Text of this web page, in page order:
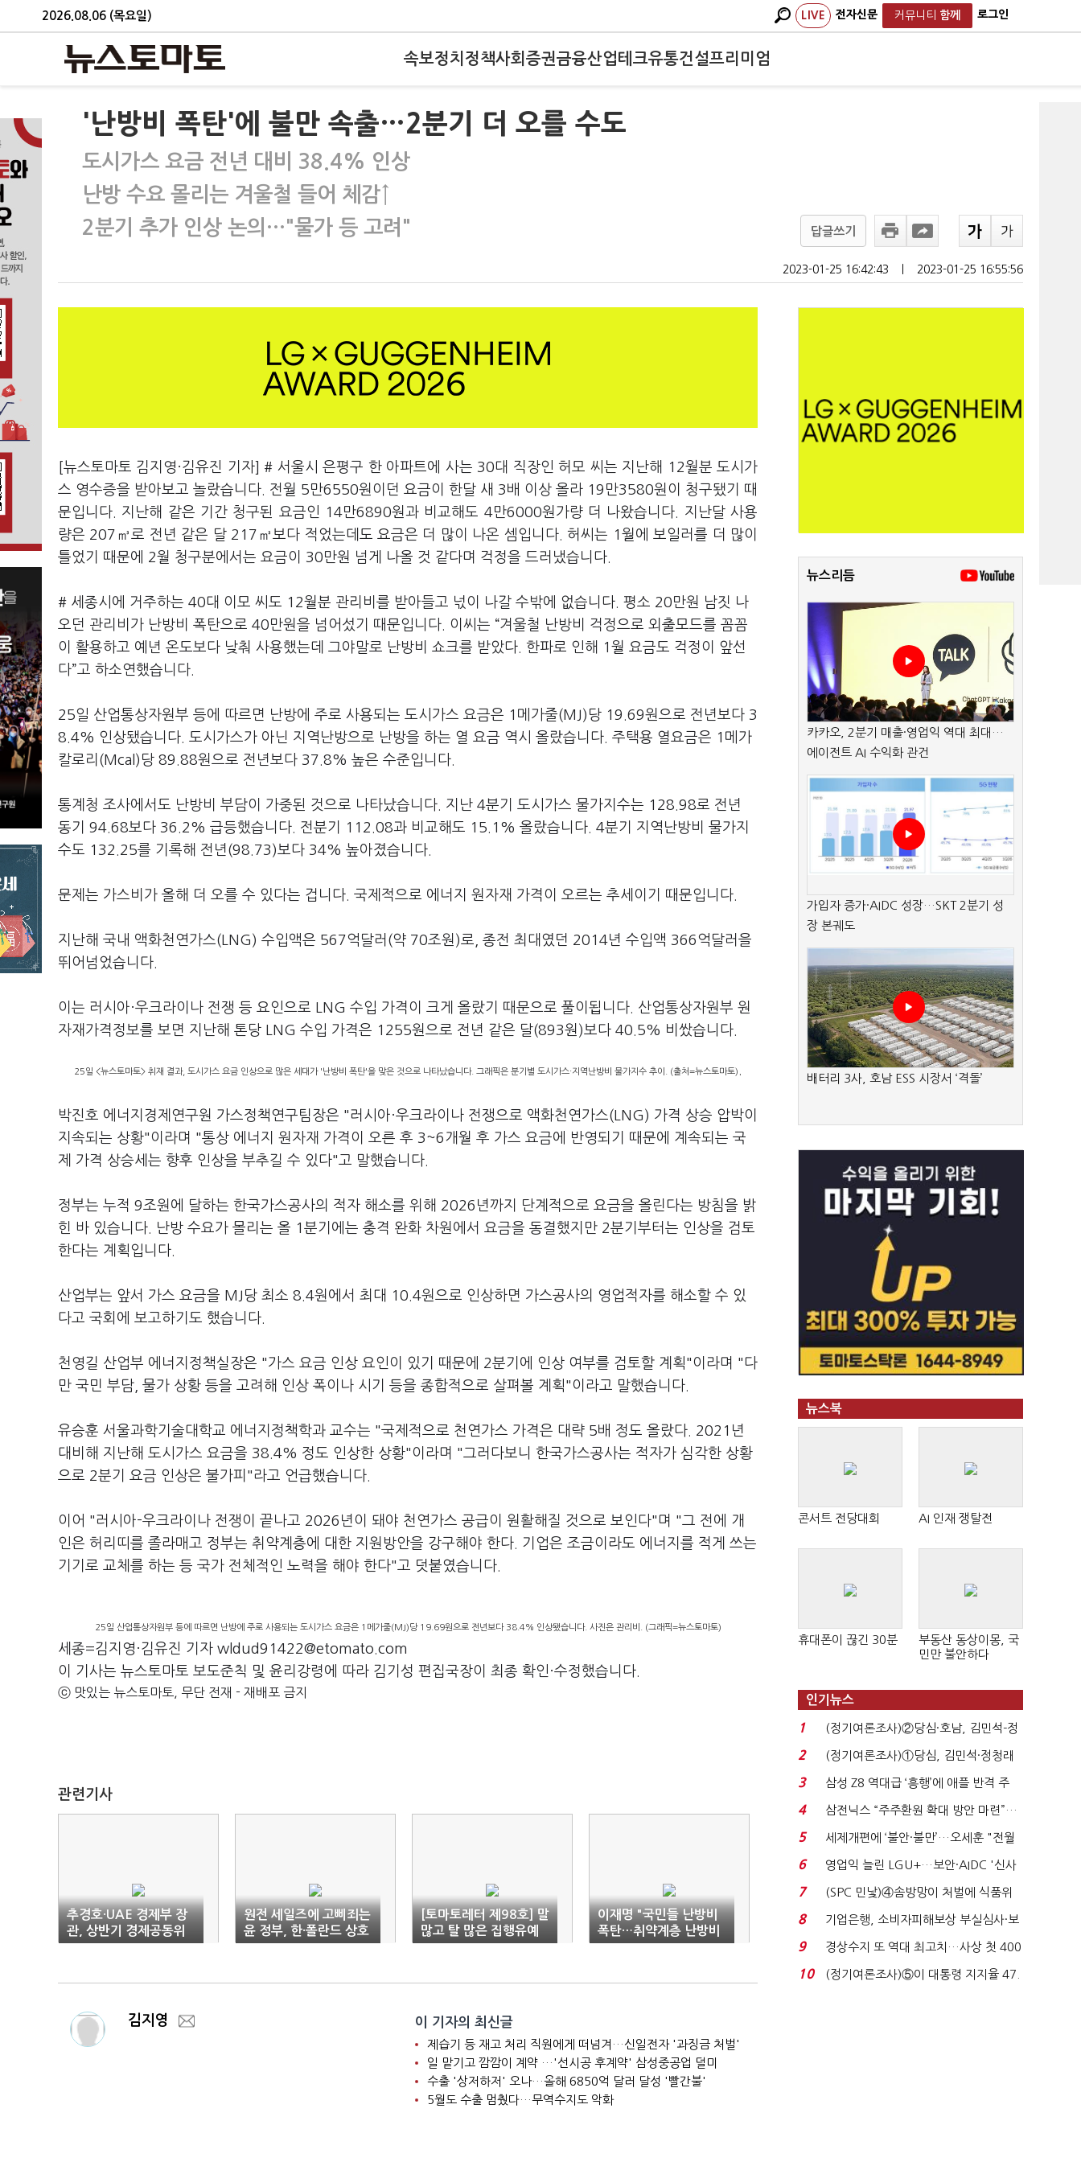
2026.08.06 (목요일) LIVE 전자신문 커뮤니티 함께 로그인
속보정치 정책사회 증권금융산업테크유통건설프리미엄
'난방비 폭탄'에 불만 속출…2분기 더 오를 수도
도시가스 요금 전년 대비 38.4% 인상
난방 수요 몰리는 겨울철 들어 체감↑
2분기 추가 인상 논의…"물가 등 고려"
답글쓰기
2023-01-25 16:42:43 2023-01-25 16:55:56
[뉴스토마토 김지영·김유진 기자] # 서울시 은평구 한 아파트에 사는 30대 직장인 허모 씨는 지난해 12월분 도시가
스 영수증을 받아보고 놀랐습니다. 전월 5만6550원이던 요금이 한달 새 3배 이상 올라 19만3580원이 청구됐기 때
문입니다. 지난해 같은 기간 청구된 요금인 14만6890원과 비교해도 4만6000원가량 더 나왔습니다. 지난달 사용
량은 207㎥로 전년 같은 달 217㎥보다 적었는데도 요금은 더 많이 나온 셈입니다. 허씨는 1월에 보일러를 더 많이
틀었기 때문에 2월 청구분에서는 요금이 30만원 넘게 나올 것 같다며 걱정을 드러냈습니다.
# 세종시에 거주하는 40대 이모 씨도 12월분 관리비를 받아들고 넋이 나갈 수밖에 없습니다. 평소 20만원 남짓 나
오던 관리비가 난방비 폭탄으로 40만원을 넘어섰기 때문입니다. 이씨는 “겨울철 난방비 걱정으로 외출모드를 꼼꼼
이 활용하고 예년 온도보다 낮춰 사용했는데 그야말로 난방비 쇼크를 받았다. 한파로 인해 1월 요금도 걱정이 앞선
다”고 하소연했습니다.
25일 산업통상자원부 등에 따르면 난방에 주로 사용되는 도시가스 요금은 1메가줄(MJ)당 19.69원으로 전년보다 3
8.4% 인상됐습니다. 도시가스가 아닌 지역난방으로 난방을 하는 열 요금 역시 올랐습니다. 주택용 열요금은 1메가
칼로리(Mcal)당 89.88원으로 전년보다 37.8% 높은 수준입니다.
통계청 조사에서도 난방비 부담이 가중된 것으로 나타났습니다. 지난 4분기 도시가스 물가지수는 128.98로 전년
동기 94.68보다 36.2% 급등했습니다. 전분기 112.08과 비교해도 15.1% 올랐습니다. 4분기 지역난방비 물가지
수도 132.25를 기록해 전년(98.73)보다 34% 높아졌습니다.
문제는 가스비가 올해 더 오를 수 있다는 겁니다. 국제적으로 에너지 원자재 가격이 오르는 추세이기 때문입니다.
지난해 국내 액화천연가스(LNG) 수입액은 567억달러(약 70조원)로, 종전 최대였던 2014년 수입액 366억달러을
뛰어넘었습니다.
이는 러시아·우크라이나 전쟁 등 요인으로 LNG 수입 가격이 크게 올랐기 때문으로 풀이됩니다. 산업통상자원부 원
자재가격정보를 보면 지난해 톤당 LNG 수입 가격은 1255원으로 전년 같은 달(893원)보다 40.5% 비쌌습니다.
25일 <뉴스토마토> 취재 결과, 도시가스 요금 인상으로 많은 세대가 '난방비 폭탄'을 맞은 것으로 나타났습니다. 그래픽은 분기별 도시가스·지역난방비 물가지수 추이. (출처=뉴스토마토)
박진호 에너지경제연구원 가스정책연구팀장은 "러시아·우크라이나 전쟁으로 액화천연가스(LNG) 가격 상승 압박이
지속되는 상황"이라며 "통상 에너지 원자재 가격이 오른 후 3~6개월 후 가스 요금에 반영되기 때문에 계속되는 국
제 가격 상승세는 향후 인상을 부추길 수 있다"고 말했습니다.
정부는 누적 9조원에 달하는 한국가스공사의 적자 해소를 위해 2026년까지 단계적으로 요금을 올린다는 방침을 밝
힌 바 있습니다. 난방 수요가 몰리는 올 1분기에는 충격 완화 차원에서 요금을 동결했지만 2분기부터는 인상을 검토
한다는 계획입니다.
산업부는 앞서 가스 요금을 MJ당 최소 8.4원에서 최대 10.4원으로 인상하면 가스공사의 영업적자를 해소할 수 있
다고 국회에 보고하기도 했습니다.
천영길 산업부 에너지정책실장은 "가스 요금 인상 요인이 있기 때문에 2분기에 인상 여부를 검토할 계획"이라며 "다
만 국민 부담, 물가 상황 등을 고려해 인상 폭이나 시기 등을 종합적으로 살펴볼 계획"이라고 말했습니다.
유승훈 서울과학기술대학교 에너지정책학과 교수는 "국제적으로 천연가스 가격은 대략 5배 정도 올랐다. 2021년
대비해 지난해 도시가스 요금을 38.4% 정도 인상한 상황"이라며 "그러다보니 한국가스공사는 적자가 심각한 상황
으로 2분기 요금 인상은 불가피"라고 언급했습니다.
이어 "러시아-우크라이나 전쟁이 끝나고 2026년이 돼야 천연가스 공급이 원활해질 것으로 보인다"며 "그 전에 개
인은 허리띠를 졸라매고 정부는 취약계층에 대한 지원방안을 강구해야 한다. 기업은 조금이라도 에너지를 적게 쓰는
기기로 교체를 하는 등 국가 전체적인 노력을 해야 한다"고 덧붙였습니다.
25일 산업통상자원부 등에 따르면 난방에 주로 사용되는 도시가스 요금은 1메가줄(MJ)당 19.69원으로 전년보다 38.4% 인상됐습니다. 사진은 관리비. (그래픽=뉴스토마토)
세종=김지영·김유진 기자 wldud91422@etomato.com
이 기사는 뉴스토마토 보도준칙 및 윤리강령에 따라 김기성 편집국장이 최종 확인·수정했습니다.
ⓒ 맛있는 뉴스토마토, 무단 전재 - 재배포 금지
관련기사
추경호·UAE 경제부 장
관, 상반기 경제공동위
서 '37조 투자' 구체화
원전 세일즈에 고삐죄는
윤 정부, 한·폴란드 상호
'윈윈' 기대감↑
[토마토레터 제98호] 말
많고 탈 많은 집행유예
제도, 없애거나 바꾸거
이재명 "국민들 난방비
폭탄…취약계층 난방비
신속 지원해야"
김지영 이 기자의 최신글
제습기 등 재고 처리 직원에게 떠넘겨…신일전자 '과징금 처벌'
일 맡기고 깜깜이 계약 …'선시공 후계약' 삼성중공업 덜미
수출 '상저하저' 오나…올해 6850억 달러 달성 '빨간불'
5월도 수출 멈췄다…무역수지도 악화
뉴스리듬
카카오, 2분기 매출·영업익 역대 최대…
에이전트 AI 수익화 관건
가입자 증가·AIDC 성장…SKT 2분기 성
장 본궤도
배터리 3사, 호남 ESS 시장서 ‘격돌’
뉴스북
콘서트 전당대회 AI 인재 쟁탈전
휴대폰이 끊긴 30분
부동산 동상이몽, 국
민만 불안하다
인기뉴스
1
(정기여론조사)②당심·호남, 김민석-정
청래 '초접전'...
2
(정기여론조사)①당심, 김민석·정청래
'초접전'…대통령 ...
3
삼성 Z8 역대급 ‘흥행’에 애플 반격 주
목…9월 ‘폴...
4
삼전닉스 “주주환원 확대 방안 마련”…
로이터에 성명...
5
세제개편에 ‘불안·불만’…오세훈 "전월
세 구하기 더 ...
6
영업익 늘린 LGU+…보안·AIDC '신사
업 드라이브'...
7
(SPC 민낯)④솜방망이 처벌에 식품위
생법 위반 반복...
8
기업은행, 소비자피해보상 부실심사·보
이스피싱 공시 ...
9
경상수지 또 역대 최고치…사상 첫 400
억달러에 '3% 성...
10
(정기여론조사)⑤이 대통령 지지율 47.